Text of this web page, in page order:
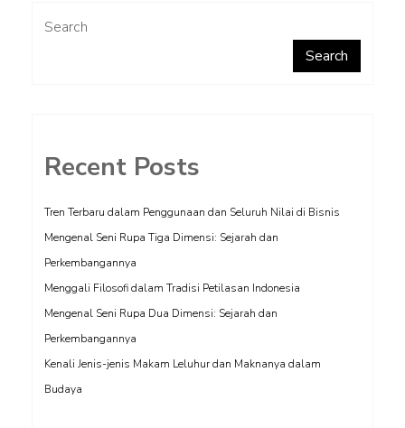
Search
Search
Recent Posts
Tren Terbaru dalam Penggunaan dan Seluruh Nilai di Bisnis
Mengenal Seni Rupa Tiga Dimensi: Sejarah dan
Perkembangannya
Menggali Filosofi dalam Tradisi Petilasan Indonesia
Mengenal Seni Rupa Dua Dimensi: Sejarah dan
Perkembangannya
Kenali Jenis-jenis Makam Leluhur dan Maknanya dalam
Budaya